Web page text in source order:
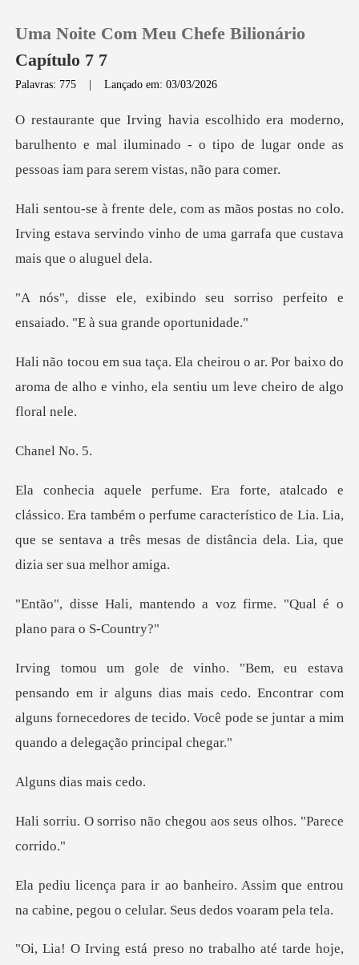
0
Loja
Histórico
Sair
Baixar App
Uma Noite Com Meu Chefe Bilionário
Capítulo 7 7
Palavras: 775 |Lançado em: 03/03/2026
o,
barulhento e mal iluminado - o tipo de lugar ond
as no colo.
Irving estava servindo vinho de um
eu sorriso perfeito e
ensaiado
ar. Por baixo do
aroma de alho e vinho, el
el N
também o perfume característico de Lia. Lia,
que se sentava a t
endo a voz firme. "Qual é
guns dias mais cedo. Encontrar com
alguns fornecedores de tecido
dias ma
não chegou aos seus o
. Assim que entrou
na cabine, pegou o
trabalho até tarde hoje,